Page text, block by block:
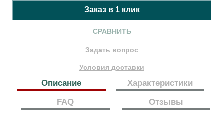
СРАВНИТЬ
Задать вопрос
Условия доставки
Описание
Характеристики
FAQ
Отзывы